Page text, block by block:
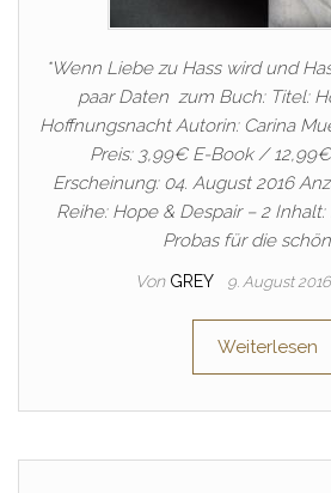
*Wenn Liebe zu Hass wird und
paar Daten zum Buch: Titel:
Hoffnungsnacht Autorin: Carina
Preis: 3,99€ E-Book /
Erscheinung: 04. August 2016
Reihe: Hope & Despair – 2
Probas für die
Von GREY 9. August 2016
Weiterlesen